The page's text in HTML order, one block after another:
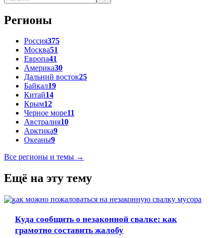
Регионы
Россия375
Москва51
Европа41
Америка30
Дальний восток25
Байкал19
Китай14
Крым12
Черное море11
Австралия10
Арктика9
Океаны9
Все регионы и темы →
Ещё на эту тему
Экология и власти
Куда сообщить о незаконной свалке: как
грамотно составить жалобу